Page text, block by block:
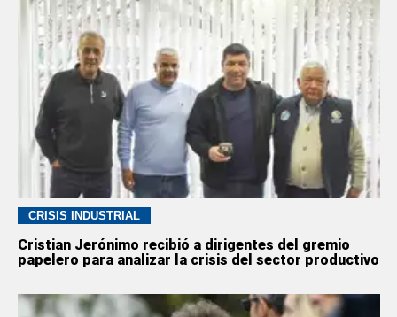
CRISIS INDUSTRIAL
Cristian Jerónimo recibió a dirigentes del gremio
papelero para analizar la crisis del sector productivo